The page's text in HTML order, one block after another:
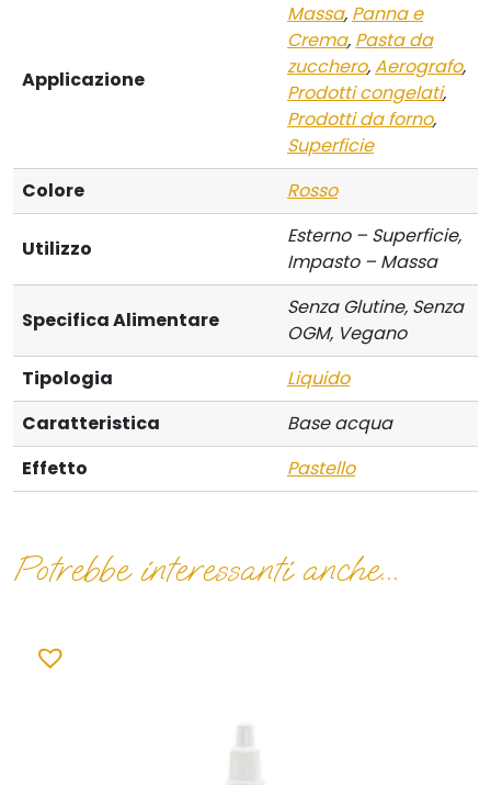
Applicazione
Massa, Panna e
Crema, Pasta da
zucchero,Aerografo,
Prodotti congelati,
Prodotti da forno,
Superficie
Colore
Rosso
Utilizzo
Esterno – Superficie,
Impasto – Massa
Specifica Alimentare
Senza Glutine, Senza
OGM, Vegano
Tipologia
Liquido
Caratteristica
Base acqua
Effetto
Pastello
Potrebbe interessanti anche...